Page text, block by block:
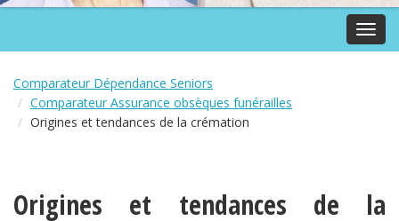
Comparateur Dépendance Seniors
Comparateur Assurance obsèques funérailles
Origines et tendances de la crémation
Origines et tendances de la